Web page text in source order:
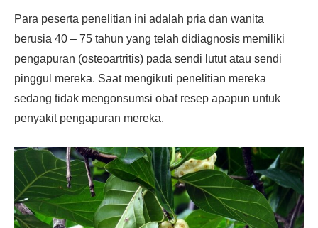
Para peserta penelitian ini adalah pria dan wanita
berusia 40 – 75 tahun yang telah didiagnosis memiliki
pengapuran (osteoartritis) pada sendi lutut atau sendi
pinggul mereka. Saat mengikuti penelitian mereka
sedang tidak mengonsumsi obat resep apapun untuk
penyakit pengapuran mereka.